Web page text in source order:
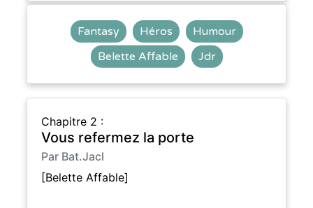
Fantasy Héros
Humour
Belette Affable
Jdr
Chapitre 2 :
Vous refermez la porte
Par Bat.Jacl
[Belette Affable]